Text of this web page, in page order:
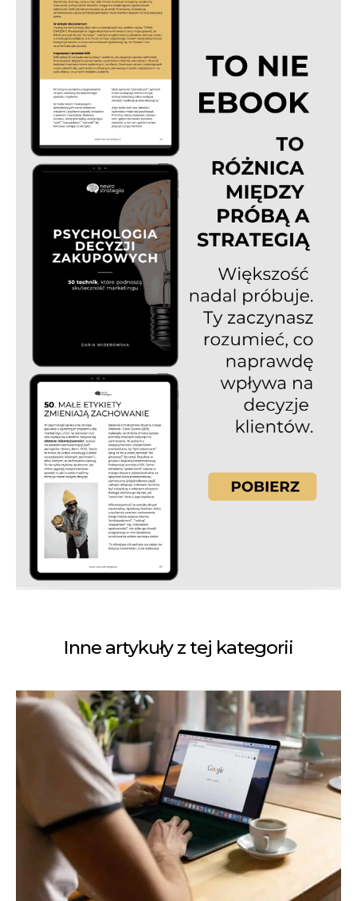
Inne artykuły z tej kategorii